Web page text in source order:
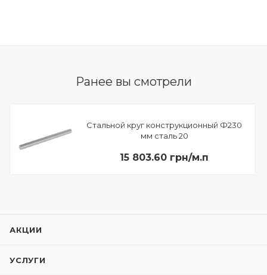
Ранее вы смотрели
Стальной круг конструкционный Ф230
мм сталь 20
15 803.60 грн/м.п
АКЦИИ
УСЛУГИ